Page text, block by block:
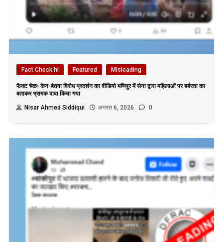
Fact Check hi Featured Misleading
फैक्ट चेकः केन-बेतवा विरोध प्रदर्शन का वीडियो मणिपुर में सेना द्वारा महिलाओं पर बर्बरता का
बताकर भ्रामक दावा किया गया
Nisar Ahmed Siddiqui
अगस्त 6, 2026 0